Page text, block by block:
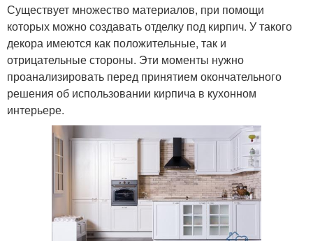
Существует множество материалов, при помощи
которых можно создавать отделку под кирпич. У такого
декора имеются как положительные, так и
отрицательные стороны. Эти моменты нужно
проанализировать перед принятием окончательного
решения об использовании кирпича в кухонном
интерьере.